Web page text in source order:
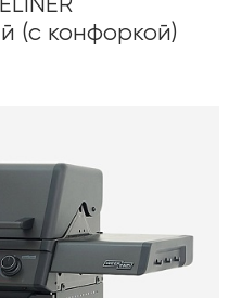
(с конфоркой)